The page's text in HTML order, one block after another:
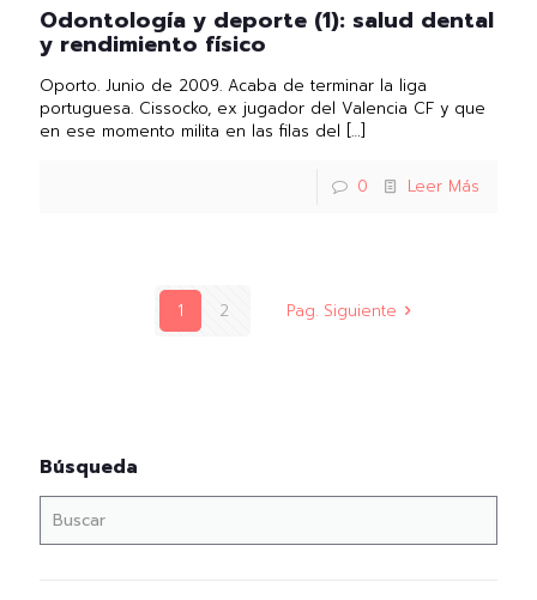
Odontología y deporte (1): salud dental
y rendimiento físico
Oporto. Junio de 2009. Acaba de terminar la liga
portuguesa. Cissocko, ex jugador del Valencia CF y que
en ese momento milita en las filas del […]
0 Leer Más
1 2 Pag. Siguiente
Búsqueda